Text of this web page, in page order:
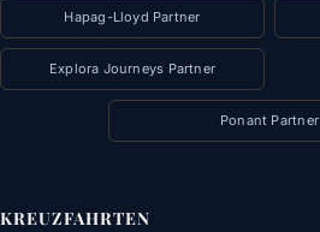
Hapag-Lloyd Partner
Explora Journeys Partner
Ponant Partner
KREUZFAHRTEN